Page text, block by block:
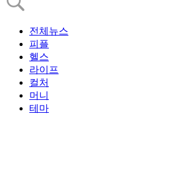
전체뉴스
피플
헬스
라이프
컬처
머니
테마